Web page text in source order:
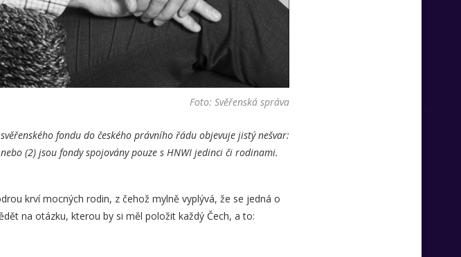
Foto: Svěřenská správa
fondu do českého právního řádu objevuje jistý nešvar:
(2) jsou fondy spojovány pouze s HNWI jedinci či rodinami.
krví mocných rodin, z čehož mylně vyplývá, že se jedná o
na otázku, kterou by si měl položit každý Čech, a to: